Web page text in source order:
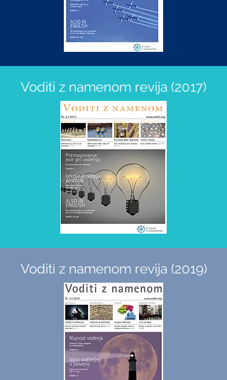
Voditi z namenom revija (2017)
Voditi z namenom revija (2019)